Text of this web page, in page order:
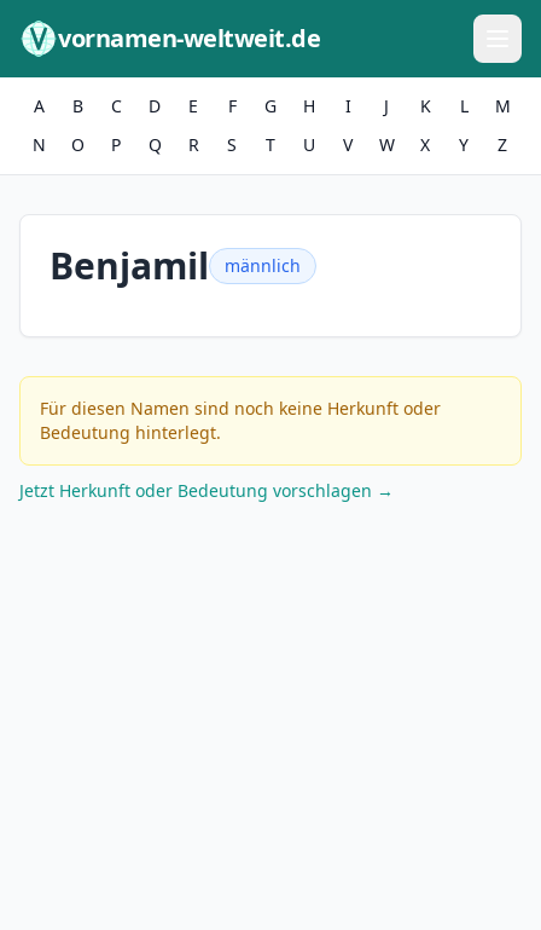
vornamen-weltweit.de
A B C D E F G H I J K L
M
N
O P Q R S T U V W X Y Z
Benjamil männlich
Für diesen Namen sind noch keine Herkunft oder
Bedeutung hinterlegt.
Jetzt Herkunft oder Bedeutung vorschlagen →